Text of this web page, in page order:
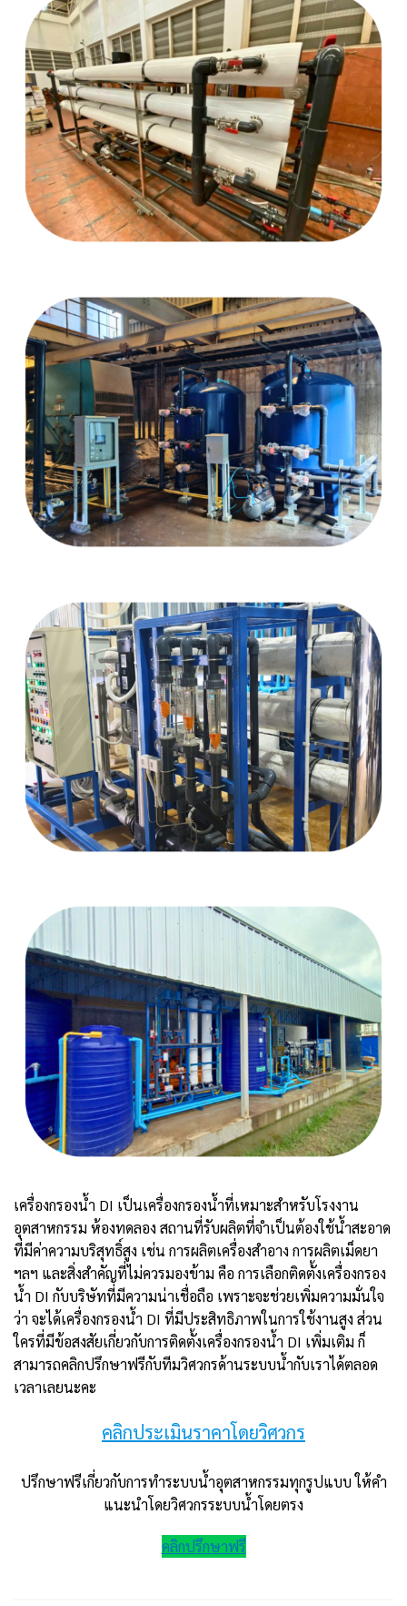
เครื่องกรองน้ำ DI เป็นเครื่องกรองน้ำที่เหมาะสำหรับโรงงาน
อุตสาหกรรม ห้องทดลอง สถานที่รับผลิตที่จำเป็นต้องใช้น้ำสะอาด
ที่มีค่าความบริสุทธิ์สูง เช่น การผลิตเครื่องสำอาง การผลิตเม็ดยา
ฯลฯ และสิ่งสำคัญที่ไม่ควรมองข้าม คือ การเลือกติดตั้งเครื่องกรอง
น้ำ DI กับบริษัทที่มีความน่าเชื่อถือ เพราะจะช่วยเพิ่มความมั่นใจ
ว่า จะได้เครื่องกรองน้ำ DI ที่มีประสิทธิภาพในการใช้งานสูง ส่วน
ใครที่มีข้อสงสัยเกี่ยวกับการติดตั้งเครื่องกรองน้ำ DI เพิ่มเติม ก็
สามารถคลิกปรึกษาฟรีกับทีมวิศวกรด้านระบบน้ำกับเราได้ตลอด
เวลาเลยนะคะ
คลิกประเมินราคาโดยวิศวกร
ปรึกษาฟรีเกี่ยวกับการทำระบบน้ำอุตสาหกรรมทุกรูปแบบ ให้คำ
แนะนำโดยวิศวกรระบบน้ำโดยตรง
คลิกปรึกษาฟรี